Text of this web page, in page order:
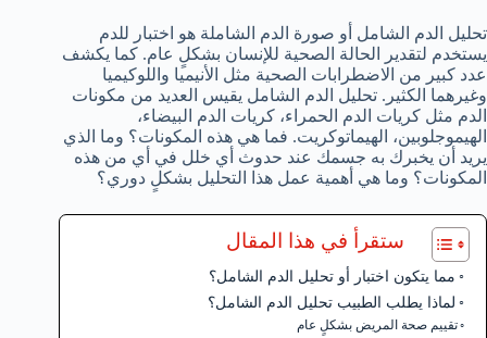
تحليل الدم الشامل أو صورة الدم الشاملة هو اختبار للدم
يستخدم لتقدير الحالة الصحية للإنسان بشكلٍ عام. كما يكشف
عدد كبير من الاضطرابات الصحية مثل الأنيميا واللوكيميا
وغيرهما الكثير. تحليل الدم الشامل يقيس العديد من مكونات
الدم مثل كريات الدم الحمراء، كريات الدم البيضاء،
الهيموجلوبين، الهيماتوكريت. فما هي هذه المكونات؟ وما الذي
يريد أن يخبرك به جسمك عند حدوث أي خلل في أي من هذه
المكونات؟ وما هي أهمية عمل هذا التحليل بشكلٍ دوري؟
ستقرأ في هذا المقال
مما يتكون اختبار أو تحليل الدم الشامل؟
لماذا يطلب الطبيب تحليل الدم الشامل؟
تقييم صحة المريض بشكلٍ عام